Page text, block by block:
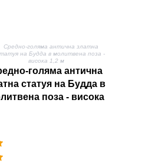
голяма антична
статуя на Будда в
поза - висока